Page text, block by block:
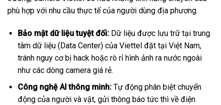
phù hợp với nhu cầu thực tế của người dùng địa phương.
Bảo mật dữ liệu tuyệt đối:Dữ liệu được lưu trữ tại trung
tâm dữ liệu (Data Center) của Viettel đặt tại Việt Nam,
tránh nguy cơ bị hack hoặc rò rỉ hình ảnh ra nước ngoài
như các dòng camera giá rẻ.
Công nghệ AI thông minh:Tự động phân biệt chuyển
động của người và vật, gửi thông báo tức thì về điện